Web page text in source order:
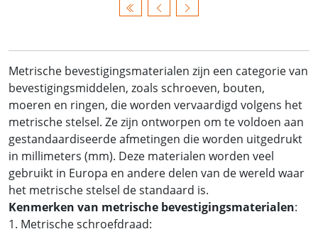
Metrische bevestigingsmaterialen zijn een categorie van
bevestigingsmiddelen, zoals schroeven, bouten,
moeren en ringen, die worden vervaardigd volgens het
metrische stelsel. Ze zijn ontworpen om te voldoen aan
gestandaardiseerde afmetingen die worden uitgedrukt
in millimeters (mm). Deze materialen worden veel
gebruikt in Europa en andere delen van de wereld waar
het metrische stelsel de standaard is.
Kenmerken van metrische bevestigingsmaterialen:
1. Metrische schroefdraad: